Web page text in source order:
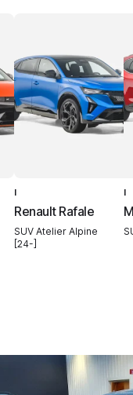
I
Renault Rafale
SUV Atelier Alpine
[24-]
I